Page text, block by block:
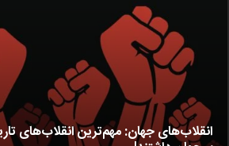
انقلاب‌های جهان: مهم‌ترین انقلاب‌های